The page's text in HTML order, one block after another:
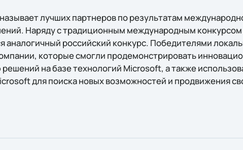
лучших партнеров по результатам
Наряду с традиционным международным
аналогичный российский конкурс. Победителями
которые смогли продемонстрировать
на базе технологий Microsoft, а также
для поиска новых возможностей и продвижения